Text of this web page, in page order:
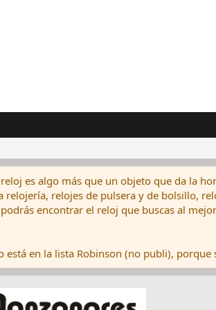
es algo más que un objeto que da la
relojería, relojes de pulsera y de bolsillo,
encontrar el reloj que buscas al
en la lista Robinson (no publi), porque